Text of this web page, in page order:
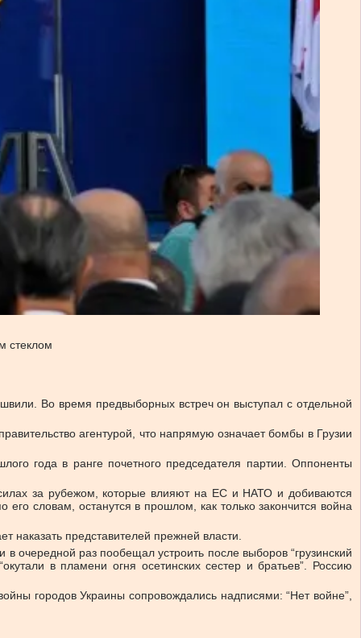
стеклом
Во время предвыборных встреч он выступал с отдельной
агентурой, что напрямую означает бомбы в Грузии
года в ранге почетного председателя партии. Оппоненты
за рубежом, которые влияют на ЕС и НАТО и добиваются
словам, останутся в прошлом, как только закончится война
представителей прежней власти.
очередной раз пообещал устроить после выборов “грузинский
в пламени огня осетинских сестер и братьев”. Россию
городов Украины сопровождались надписями: “Нет войне”,